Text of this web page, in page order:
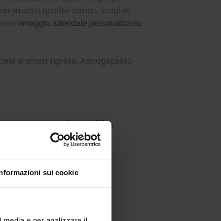
sui cookie
amico a quattro zampe, scegli lo
omaggio aziendale personalizzato:
ai propri ingressi. Asciugapasso
Foto ha mille